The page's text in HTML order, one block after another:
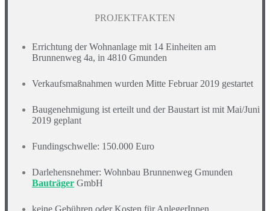
PROJEKTFAKTEN
Errichtung der Wohnanlage mit 14 Einheiten am
Brunnenweg 4a, in 4810 Gmunden
Verkaufsmaßnahmen wurden Mitte Februar 2019 gestartet
Baugenehmigung ist erteilt und der Baustart ist mit Mai/Juni
2019 geplant
Fundingschwelle: 150.000 Euro
Darlehensnehmer: Wohnbau Brunnenweg Gmunden
Bauträger GmbH
keine Gebühren oder Kosten für AnlegerInnen